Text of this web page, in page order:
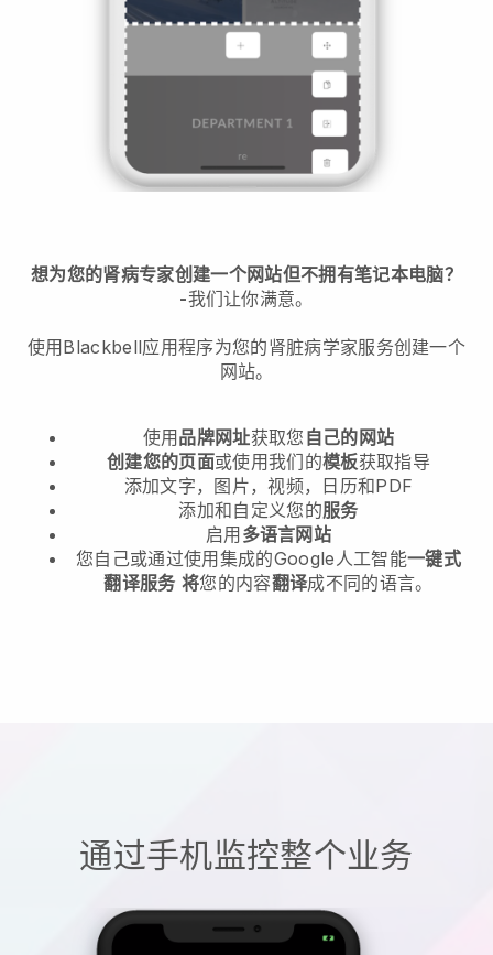
想为您的肾病专家创建一个网站但不拥有笔记本电脑？
-我们让你满意。
使用Blackbell应用程序为您的肾脏病学家服务创建一个
网站。
使用品牌网址获取您 自己的网站
创建您的页面或使用我们的模板获取指导
添加文字，图片，视频，日历和PDF
添加和自定义您的服务
启用多语言网站
您自己或通过使用集成的Google人工智能一键式
翻译服务 将您的内容翻译成不同的语言。
通过手机监控整个业务